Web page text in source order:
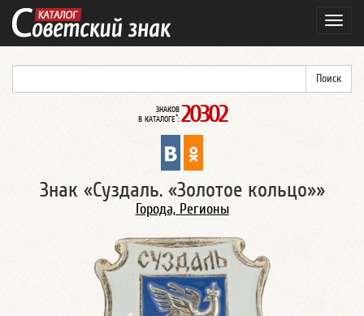
ЗНАКОВ
В КАТАЛОГЕ*: 20302
Знак «Суздаль. «Золотое кольцо»»
Города, Регионы